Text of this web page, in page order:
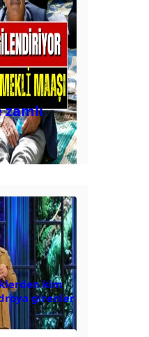
kim
girenler